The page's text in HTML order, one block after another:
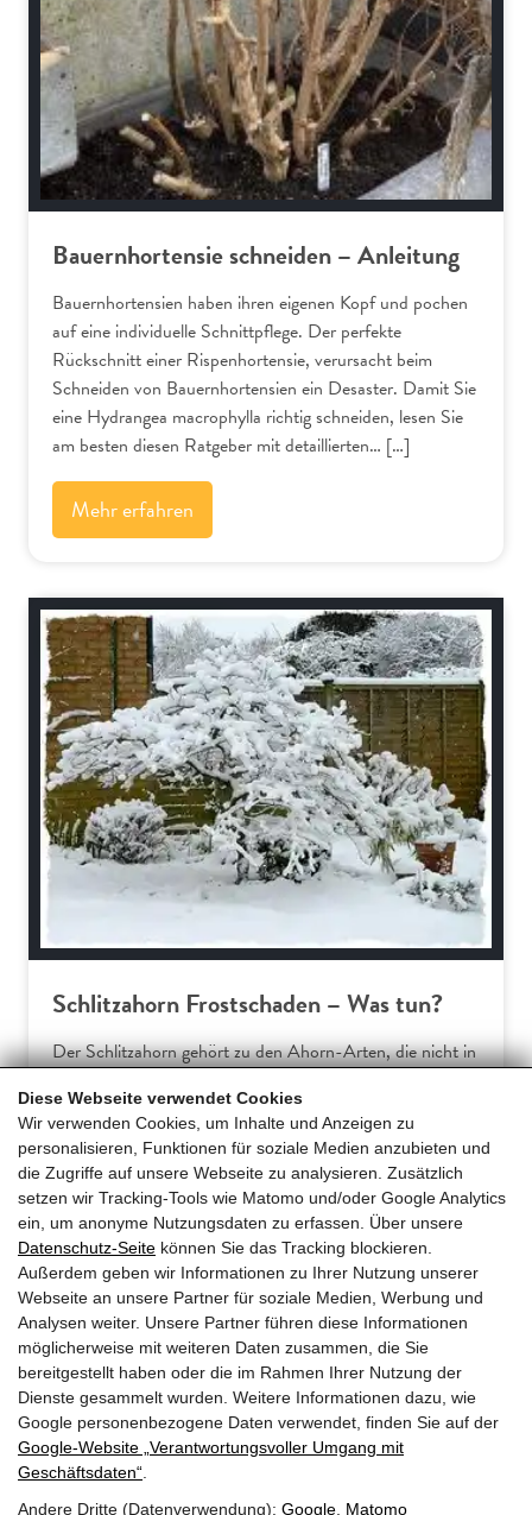
Diese Webseite verwendet Cookies
Wir verwenden Cookies, um Inhalte und Anzeigen zu
personalisieren, Funktionen für soziale Medien anzubieten und
die Zugriffe auf unsere Webseite zu analysieren. Zusätzlich
setzen wir Tracking-Tools wie Matomo und/oder Google Analytics
ein, um anonyme Nutzungsdaten zu erfassen. Über unsere
Datenschutz-Seite können Sie das Tracking blockieren.
Außerdem geben wir Informationen zu Ihrer Nutzung unserer
Webseite an unsere Partner für soziale Medien, Werbung und
Analysen weiter. Unsere Partner führen diese Informationen
möglicherweise mit weiteren Daten zusammen, die Sie
bereitgestellt haben oder die im Rahmen Ihrer Nutzung der
Dienste gesammelt wurden. Weitere Informationen dazu, wie
Google personenbezogene Daten verwendet, finden Sie auf der
Google‑Website „Verantwortungsvoller Umgang mit
Geschäftsdaten“
Andere Dritte (Datenverwendung): Google Matomo
Bauernhortensie schneiden – Anleitung
Bauernhortensien haben ihren eigenen Kopf und pochen
auf eine individuelle Schnittpflege. Der perfekte
Rückschnitt einer Rispenhortensie, verursacht beim
Schneiden von Bauernhortensien ein Desaster. Damit Sie
eine Hydrangea macrophylla richtig schneiden, lesen Sie
am besten diesen Ratgeber mit detaillierten… […]
Mehr erfahren
Bäume und Sträucher
Schlitzahorn Frostschaden – Was tun?
Der Schlitzahorn gehört zu den Ahorn-Arten, die nicht in
Hausgärtner am Acer palmatum dissectum häufiger über
Frostschäden klagen. Dieser Ratgeber erklärt die
typischen Symptome und gibt praxiserprobte Tipps für
effektive Gegenmaßnahmen und… […]
Mehr erfahren